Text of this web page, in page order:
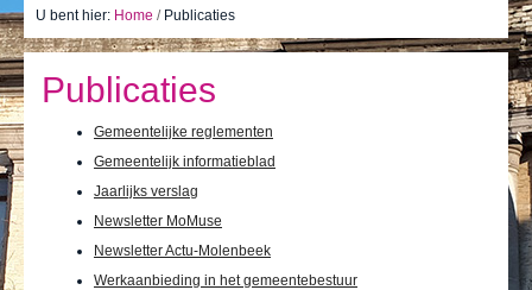
Politiek leven
Publicaties
Actualiteiten
U bent hier: Home / Publicaties
Publicaties
Gemeentelijke reglementen
Gemeentelijk informatieblad
Jaarlijks verslag
Newsletter MoMuse
Newsletter Actu-Molenbeek
Werkaanbieding in het gemeentebestuur